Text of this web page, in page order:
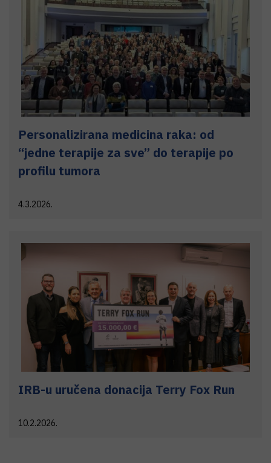
Personalizirana medicina raka: od
“jedne terapije za sve” do terapije po
profilu tumora
4.3.2026.
IRB-u uručena donacija Terry Fox Run
10.2.2026.